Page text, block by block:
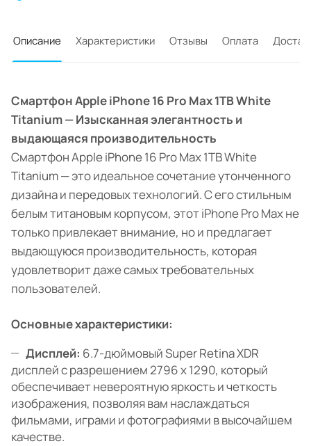
Описание Характеристики Отзывы Оплата
Смартфон Apple iPhone 16 Pro Max 1TB White
Titanium — Изысканная элегантность и
выдающаяся производительность
Смартфон Apple iPhone 16 Pro Max 1TB White
Titanium — это идеальное сочетание утонченного
дизайна и передовых технологий. С его стильным
белым титановым корпусом, этот iPhone Pro Max не
только привлекает внимание, но и предлагает
выдающуюся производительность, которая
удовлетворит даже самых требовательных
пользователей.
Основные характеристики:
Дисплей: 6.7-дюймовый Super Retina XDR
дисплей с разрешением 2796 x 1290, который
обеспечивает невероятную яркость и четкость
изображения, позволяя вам наслаждаться
фильмами, играми и фотографиями в высочайшем
качестве.